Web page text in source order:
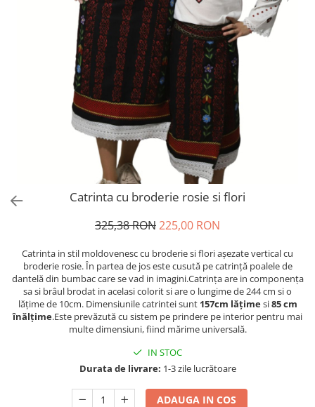
Catrinta cu broderie rosie si flori
325,38 RON225,00 RON
Catrinta in stil moldovenesc cu broderie si flori așezate vertical cu
broderie rosie. În partea de jos este cusută pe catrință poalele de
dantelă din bumbac care se vad in imagini.Catrința are in componența
sa si brâul brodat in acelasi colorit si are o lungime de 244 cm si o
lățime de 10cm. Dimensiunile catrintei sunt 157cm lățimesi85 cm
înălțime.Este prevăzută cu sistem pe prindere pe interior pentru mai
multe dimensiuni, fiind mărime universală.
IN STOC
Durata de livrare: 1-3 zile lucrătoare
ADAUGA IN COS